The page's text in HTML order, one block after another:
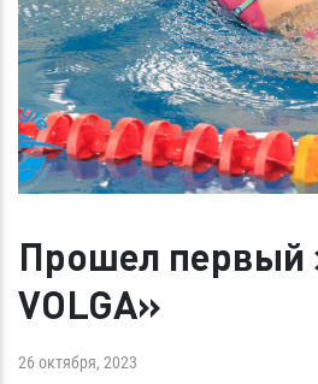
Прошел первый
VOLGA»
26 октября, 2023